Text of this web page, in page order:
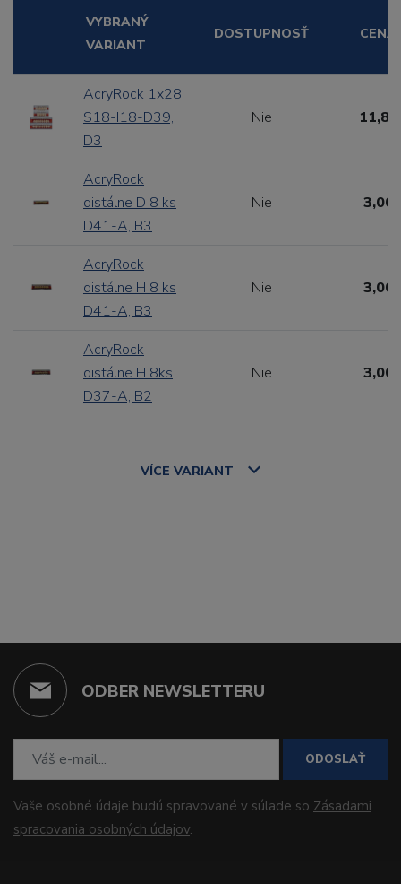
VYBRANÝ
VARIANT
DOSTUPNOSŤ CENA
AcryRock 1x28
S18-I18-D39,
D3
Nie
AcryRock
distálne D 8 ks
D41-A, B3
Nie 3,00
AcryRock
distálne H 8 ks
D41-A, B3
Nie 3,00
AcryRock
distálne H 8ks
D37-A, B2
Nie 3,00
VÍCE VARIANT
ODBER NEWSLETTERU
ODOSLAŤ
Vaše osobné údaje budú spravované v súlade so Zásadami
spracovania osobných údajov.